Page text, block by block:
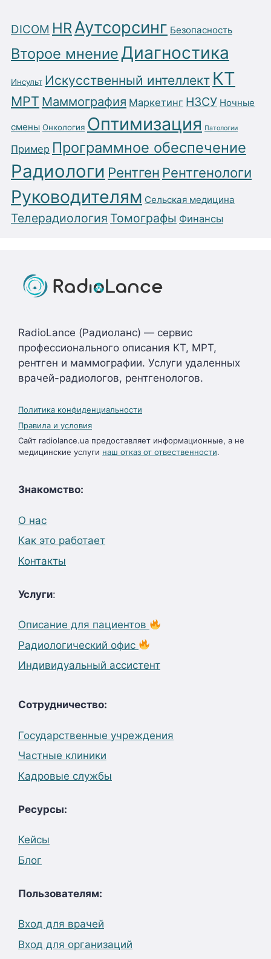
DICOM HRАутсорсинг Безопасность
Второе мнениеДиагностика
Инсульт Искусственный интеллект КТ
МРТ Маммография Маркетинг НЗСУ Ночные
смены Онкология Оптимизация Патологии
Пример Программное обеспечение
Радиологи Рентген Рентгенологи
Руководителям Сельская медицина
Телерадиология Томографы Финансы
RadioLance (Радиоланс) — сервис
профессионального описания КТ, МРТ,
рентген и маммографии. Услуги удаленных
врачей-радиологов, рентгенологов.
Политика конфиденциальности
Правила и условия
Сайт radiolance.ua предоставляет информационные, а не
медицинские услуги наш отказ от отвественности.
Знакомство:
О нас
Как это работает
Контакты
Услуги:
Описание для пациентов
Радиологический офис
Индивидуальный ассистент
Сотрудничество:
Государственные учреждения
Частные клиники
Кадровые службы
Ресурсы:
Кейсы
Блог
Пользователям:
Вход для врачей
Вход для организаций